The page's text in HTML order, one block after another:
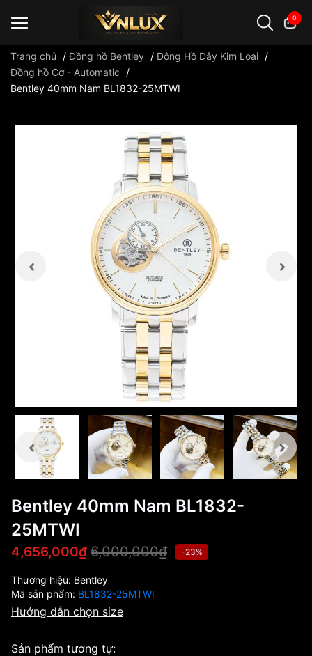
0
Đồng hồ casio đồng hồ G-Shock đồng hồ Orient
Trang chủ /Đồng hồ Bentley /Đông Hồ Dây Kim Loại /
Đồng hồ Cơ - Automatic
/
Bentley 40mm Nam BL1832-25MTWI
Bentley 40mm Nam BL1832-
25MTWI
4,656,000₫ 6,000,000₫ -23%
Thương hiệu: Bentley
Mã sản phẩm: BL1832-25MTWI
Hướng dẫn chọn size
Sản phẩm tương tự: